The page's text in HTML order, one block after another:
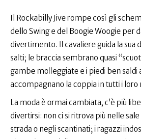
Il Rockabilly Jive rompe così gli
dello Swing e del Boogie Woogie per
divertimento. Il cavaliere guida la sua
salti; le braccia sembrano quasi
gambe molleggiate e i piedi ben saldi
accompagnano la coppia in tutti i
La moda è ormai cambiata, c’è più
divertirsi: non ci si ritrova più nelle
strada o negli scantinati; i ragazzi